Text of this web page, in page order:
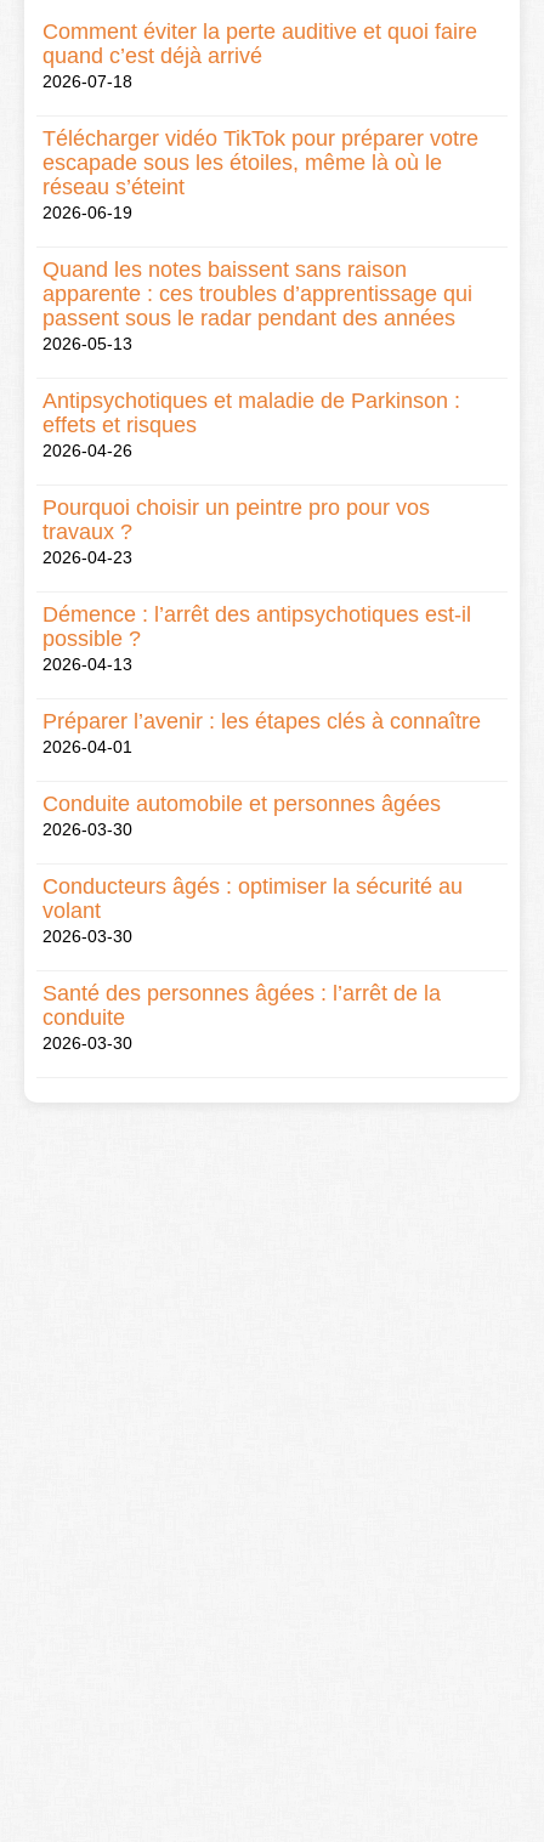
Comment éviter la perte auditive et quoi faire
quand c’est déjà arrivé
2026-07-18
Télécharger vidéo TikTok pour préparer votre
escapade sous les étoiles, même là où le
réseau s’éteint
2026-06-19
Quand les notes baissent sans raison
apparente : ces troubles d’apprentissage qui
passent sous le radar pendant des années
2026-05-13
Antipsychotiques et maladie de Parkinson :
effets et risques
2026-04-26
Pourquoi choisir un peintre pro pour vos
travaux ?
2026-04-23
Démence : l’arrêt des antipsychotiques est-il
possible ?
2026-04-13
Préparer l’avenir : les étapes clés à connaître
2026-04-01
Conduite automobile et personnes âgées
2026-03-30
Conducteurs âgés : optimiser la sécurité au
volant
2026-03-30
Santé des personnes âgées : l’arrêt de la
conduite
2026-03-30